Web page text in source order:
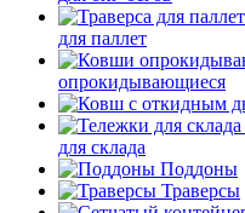
для паллет
опрокидывающиеся
для склада
Поддоны
Траверсы